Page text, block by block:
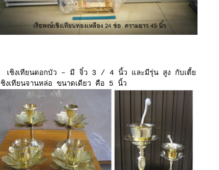
ชิงเทียนดอกบัว – มี จิ๋ว 3 / 4 นิ้ว ละมีรุ่น สูง กับเตี้
ชิงเทียนจานหล่อ ขนาดเดียว คือ 5 นิ้ว